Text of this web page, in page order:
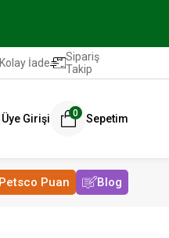
Kolay İade
Sipariş
Takip
Üye Girişi Sepetim
0
Petsco Puan Blog